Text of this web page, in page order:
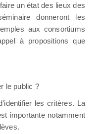
un état des lieux des
donneront les
aux consortiums
à propositions que
le public ?
les critères. La
importante notamment